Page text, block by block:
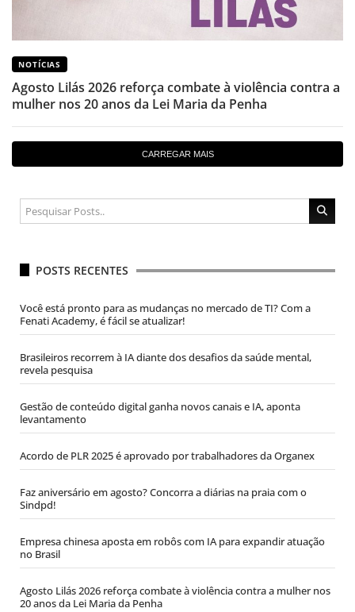
NOTÍCIAS
Agosto Lilás 2026 reforça combate à violência contra a
mulher nos 20 anos da Lei Maria da Penha
CARREGAR MAIS
POSTS RECENTES
Você está pronto para as mudanças no mercado de TI? Com a
Fenati Academy, é fácil se atualizar!
Brasileiros recorrem à IA diante dos desafios da saúde mental,
revela pesquisa
Gestão de conteúdo digital ganha novos canais e IA, aponta
levantamento
Acordo de PLR 2025 é aprovado por trabalhadores da Organex
Faz aniversário em agosto? Concorra a diárias na praia com o
Sindpd!
Empresa chinesa aposta em robôs com IA para expandir atuação
no Brasil
Agosto Lilás 2026 reforça combate à violência contra a mulher nos
20 anos da Lei Maria da Penha